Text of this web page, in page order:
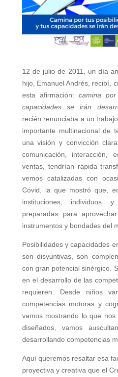
12 de julio de 2011, un día
hijo, Emanuel Andrés, recibí,
esta afirmación: camina
capacidades se irán
recién renunciaba a un
importante multinacional de
una visión y convicción
comunicación, interacción,
ventas, tendrían rápida
vemos catalizadas con
Cóvid, la que mostró que,
instituciones, individuos
preparadas para
instrumentos y bondades del
Posibilidades y capacidades
son disyuntivas, son
con gran potencial sinérgico.
en el desarrollo de las
requieren. Desde niños
competencias motoras y
vamos mostrando lo que
diseñados, vamos
desarrollando competencias
Aquí queremos resaltar esa
proyectiva y creativa que el